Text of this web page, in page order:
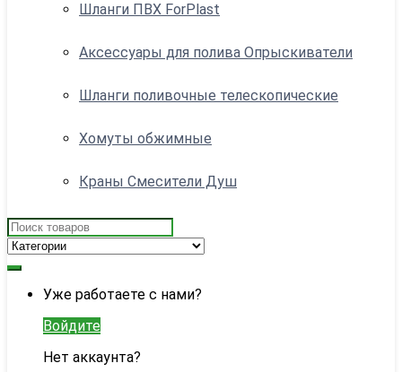
Шланги ПВХ ForPlast
Аксессуары для полива Опрыскиватели
Шланги поливочные телескопические
Хомуты обжимные
Краны Смесители Душ
Search
for:
Уже работаете с нами?
Войдите
Нет аккаунта?